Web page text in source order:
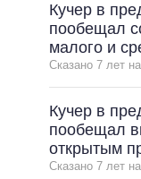
Кучер в
пообещал
малого и
Сказано 7 лет
Кучер в
пообещал
открытым
Сказано 7 лет